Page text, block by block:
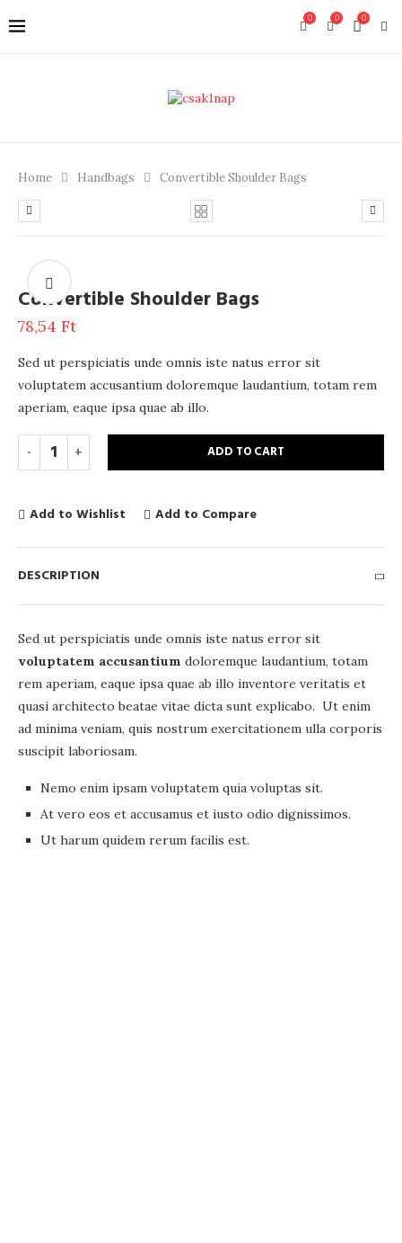
0
0
0
Home Handbags Convertible Shoulder Bags
Convertible Shoulder Bags
78,54 Ft
Sed ut perspiciatis unde omnis iste natus error sit
voluptatem accusantium doloremque laudantium, totam rem
aperiam, eaque ipsa quae ab illo.
ADD TO CART
Add to Wishlist Add to Compare
DESCRIPTION
Sed ut perspiciatis unde omnis iste natus error sit
voluptatem accusantium doloremque laudantium, totam
rem aperiam, eaque ipsa quae ab illo inventore veritatis et
quasi architecto beatae vitae dicta sunt explicabo. Ut enim
ad minima veniam, quis nostrum exercitationem ulla corporis
suscipit laboriosam.
Nemo enim ipsam voluptatem quia voluptas sit.
At vero eos et accusamus et iusto odio dignissimos.
Ut harum quidem rerum facilis est.